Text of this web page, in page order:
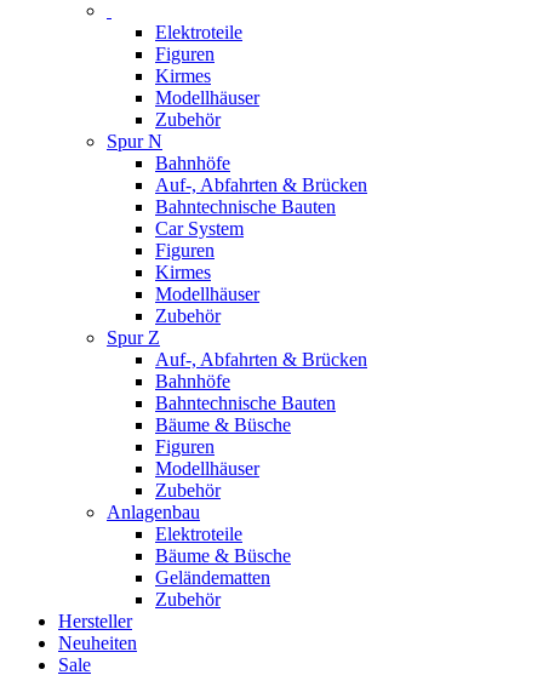
Elektroteile
Figuren
Kirmes
Modellhäuser
Zubehör
Spur N
Bahnhöfe
Auf-, Abfahrten & Brücken
Bahntechnische Bauten
Car System
Figuren
Kirmes
Modellhäuser
Zubehör
Spur Z
Auf-, Abfahrten & Brücken
Bahnhöfe
Bahntechnische Bauten
Bäume & Büsche
Figuren
Modellhäuser
Zubehör
Anlagenbau
Elektroteile
Bäume & Büsche
Geländematten
Zubehör
Hersteller
Neuheiten
Sale